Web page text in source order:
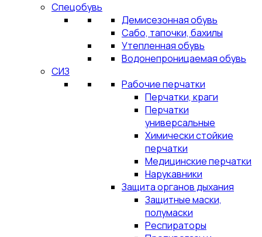
Спецобувь
Демисезонная обувь
Сабо, тапочки, бахилы
Утепленная обувь
Водонепроницаемая обувь
СИЗ
Рабочие перчатки
Перчатки, краги
Перчатки
универсальные
Химически стойкие
перчатки
Медицинские перчатки
Нарукавники
Защита органов дыхания
Защитные маски,
полумаски
Респираторы